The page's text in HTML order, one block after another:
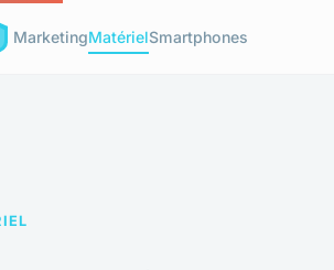
MarketingMatérielSmartphones